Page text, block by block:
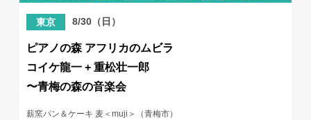
東京 8/30（日）
ピアノの森 アフリカのムビラ
コイケ龍一 + 重松壮一郎
〜青梅の森の音楽会
薪窯パン＆ケーキ 麦＜muji＞（青梅市）